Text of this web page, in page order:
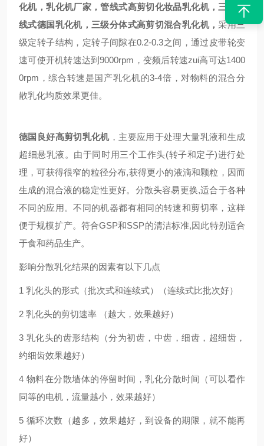
化机，乳化机厂家，管线式高剪切化妆品乳化机，三级管
线式德国乳化机，三级分体式高剪切混合乳化机，采用三
级定转子结构，定转子间隙在0.2-0.3之间，通过皮带轮变
速可使开机转速达到9000rpm，变频后转速zui高可达1400
0rpm，综合转速是国产乳化机的3-4倍，对物料的混合分
散乳化均质效果更佳。
德国良好高剪切乳化机，主要应用于处理大量乳液和生成
超细悬乳液。由于同时用三个工作头(转子和定子)进行处
理，可获得很窄的粒径分布,获得更小的液滴和颗粒，因而
生成的混合液的稳定性更好。分散头容易更换,适合于各种
不同的应用。不同的机器都有相同的转速和剪切率，这样
便于规模扩产。符合GSP和SSP的清洁标准,因此特别适合
于食和药品生产。
影响分散乳化结果的因素有以下几点
1 乳化头的形式（批次式和连续式）（连续式比批次好）
2 乳化头的剪切速率 （越大，效果越好）
3 乳化头的齿形结构（分为初齿，中齿，细齿，超细齿，
约细齿效果越好）
4 物料在分散墙体的停留时间，乳化分散时间（可以看作
同等的电机，流量越小，效果越好）
5 循环次数（越多，效果越好，到设备的期限，就不能再
好）